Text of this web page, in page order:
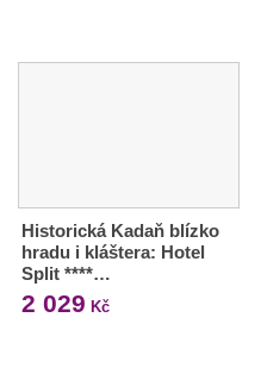
Historická Kadaň blízko
hradu i kláštera: Hotel
Split ****…
2 029 Kč